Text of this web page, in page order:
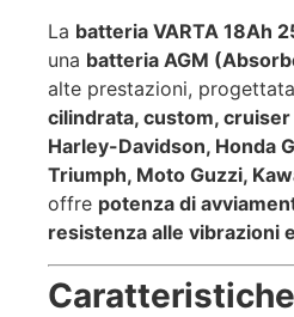
La batteria VARTA 18Ah
una batteria AGM
alte prestazioni,
cilindrata, custom,
Harley-Davidson, Honda
Triumph, Moto Guzzi,
offre potenza di
resistenza alle vibrazioni